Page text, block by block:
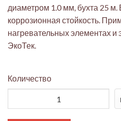
диаметром 1.0 мм, бухта 25 м.
коррозионная стойкость.
нагревательных элементах
ЭкоТек.
Количество